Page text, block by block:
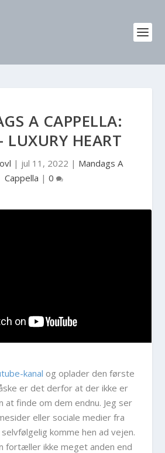
A CAPPELLA:
LUXURY HEART
| jul 11, 2022 | Mandags A
Cappella | 0
kanal og oplader den første
er det derfor at der ikke er
at finde om dem endnu. Jeg ser
eller sociale medier fra
komme hen ad vejen.
fortæller ikke meget anden end